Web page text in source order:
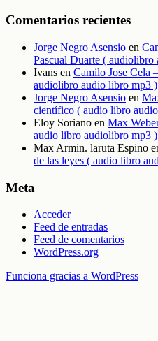
Comentarios recientes
Jorge Negro Asensio en
Pascual Duarte (
Ivans en Camilo Jose Cela
audiolibro audio libro mp3 )
Jorge Negro Asensio en
científico ( audio libro
Eloy Soriano en Max
audio libro audiolibro mp3 )
Max Armin. laruta Espino
de las leyes ( audio libro
Meta
Acceder
Feed de entradas
Feed de comentarios
WordPress.org
Funciona gracias a WordPress